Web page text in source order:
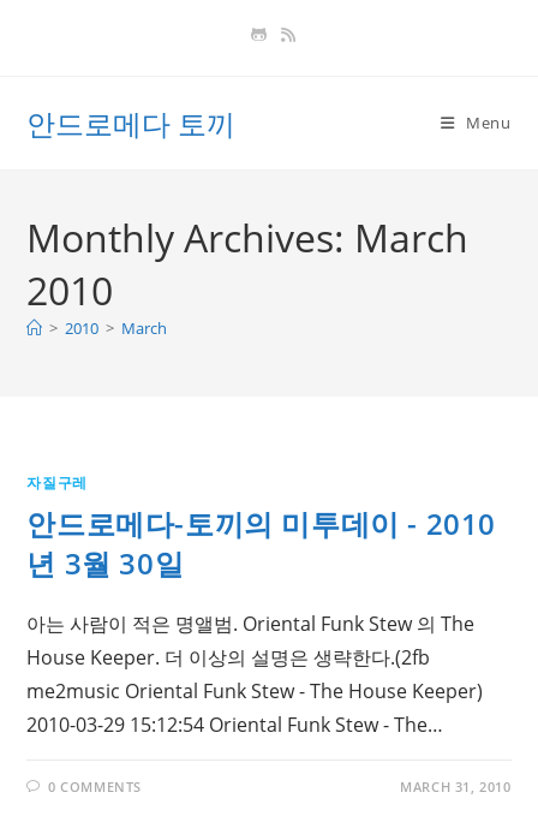
안드로메다 토끼 Menu
Monthly Archives: March
2010
> 2010 > March
자질구레
안드로메다-토끼의 미투데이 - 2010
년 3월 30일
아는 사람이 적은 명앨범. Oriental Funk Stew 의 The
House Keeper. 더 이상의 설명은 생략한다.(2fb
me2music Oriental Funk Stew - The House Keeper)
2010-03-29 15:12:54 Oriental Funk Stew - The…
0 COMMENTS MARCH 31, 2010